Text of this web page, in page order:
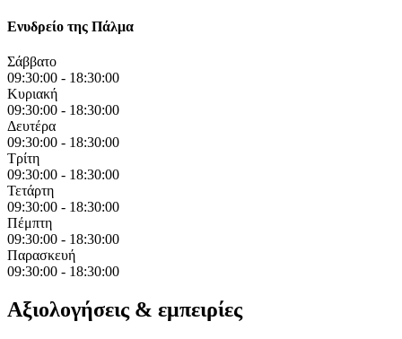
Ενυδρείο της Πάλμα
Σάββατο
09:30:00 - 18:30:00
Κυριακή
09:30:00 - 18:30:00
Δευτέρα
09:30:00 - 18:30:00
Τρίτη
09:30:00 - 18:30:00
Τετάρτη
09:30:00 - 18:30:00
Πέμπτη
09:30:00 - 18:30:00
Παρασκευή
09:30:00 - 18:30:00
Αξιολογήσεις & εμπειρίες